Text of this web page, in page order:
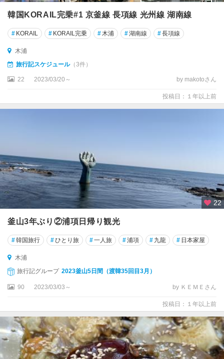
韓国KORAIL完乗#1 京釜線 長項線 光州線 湖南線
# KORAIL # KORAIL完乗 #木浦 #湖南線 #長項線
木浦
旅行記スケジュール（3件）
22 2023/03/20～ by makotoさん
投稿日：１年以上前
22
釜山3年ぶり②浦項日帰り観光
#韓国旅行 #ひとり旅 #一人旅 #浦項 # 九龍 # 日本家屋
木浦
旅行記グループ 2023釜山5日間（渡韓35回目3月）
90 2023/03/03～ by ＫＥＭＥさん
投稿日：１年以上前